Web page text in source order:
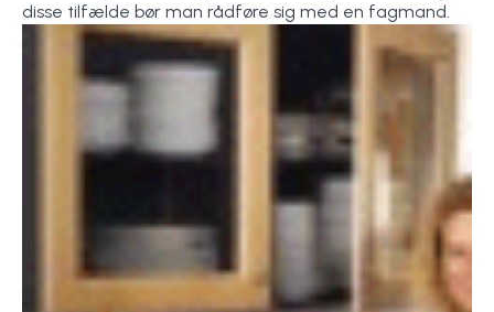
disse tilfælde bør man rådføre sig med en fagmand.